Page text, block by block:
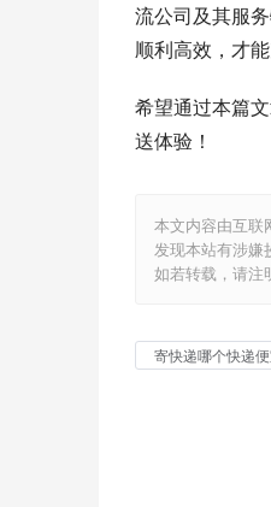
流公司及其服
顺利高效，才
希望通过本篇
送体验！
本文内容由互联
发现本站有涉嫌
如若转载，请注
寄快递哪个快递